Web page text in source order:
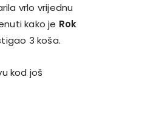
vrlo vrijednu
kako je Rok
3 koša.
kod još